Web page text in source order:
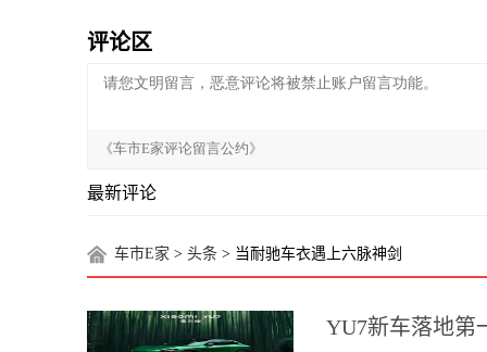
评论区
最新评论
车市E家 > 头条 > 当耐驰车衣遇上六脉神剑
YU7新车落地第